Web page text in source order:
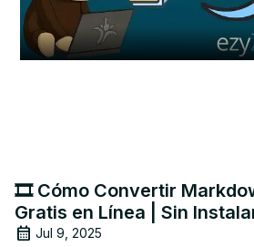
🎞️ Cómo Convertir
Gratis en Línea | Sin
Jul 9, 2025